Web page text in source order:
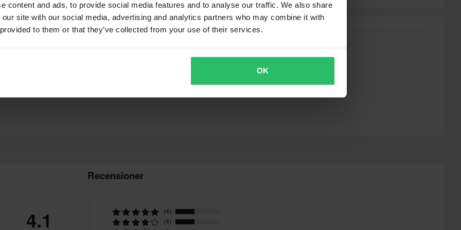
content and ads, to provide social media features and to analyse our traffic. We also share
site with our social media, advertising and analytics partners who may combine it with
to them or that they’ve collected from your use of their services.
OK
bästa för att du ska få dina
och tillbehör. 24MX är
depåtält och gearbags förVad våra kunder tycker
Recensioner
4.1
(4)
(4)